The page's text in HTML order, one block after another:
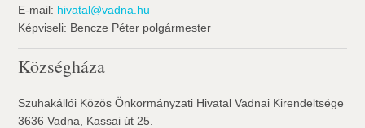
E-mail: hivatal@vadna.hu
Képviseli: Bencze Péter polgármester
Községháza
Szuhakállói Közös Önkormányzati Hivatal Vadnai Kirendeltsége
3636 Vadna, Kassai út 25.